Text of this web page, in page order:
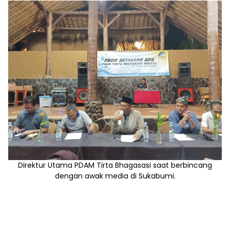
Direktur Utama PDAM Tirta Bhagasasi saat berbincang
dengan awak media di Sukabumi.